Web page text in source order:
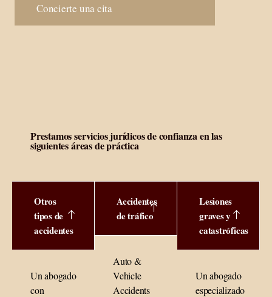
Concierte una cita
Prestamos servicios jurídicos de confianza en las
siguientes áreas de práctica
Otros
tipos de
accidentes
Un abogado
con
Accidentes
de tráfico
Auto &
Vehicle
Accidents
Lesiones
graves y
catastróficas
Un abogado
especializado